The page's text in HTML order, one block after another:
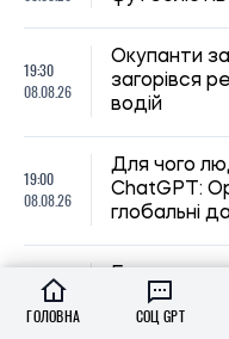
08.08.26
Як
ознаки
08.08.26
Чому ціна
виробники
проблеми з
08.08.26
Під Києвом
тварин:
та кухня
ГОЛОВНА СОЦ GPT